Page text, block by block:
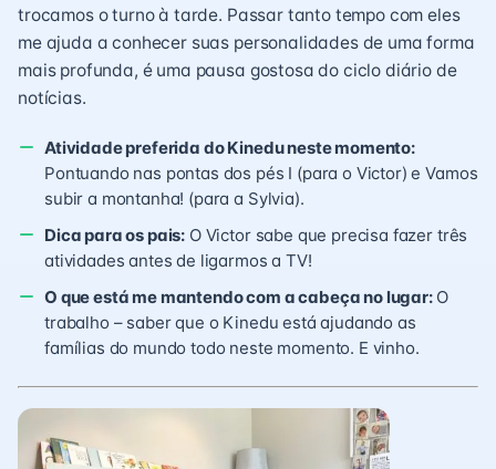
trocamos o turno à tarde. Passar tanto tempo com eles
me ajuda a conhecer suas personalidades de uma forma
mais profunda, é uma pausa gostosa do ciclo diário de
notícias.
Atividade preferida do Kinedu neste momento:
Pontuando nas pontas dos pés I (para o Victor) e Vamos
subir a montanha! (para a Sylvia).
Dica para os pais: O Victor sabe que precisa fazer três
atividades antes de ligarmos a TV!
O que está me mantendo com a cabeça no lugar: O
trabalho – saber que o Kinedu está ajudando as
famílias do mundo todo neste momento. E vinho.